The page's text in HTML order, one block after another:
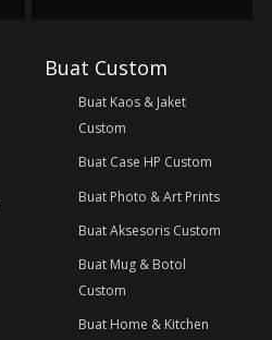
Buat Custom
Buat Kaos & Jaket
Custom
Buat Case HP Custom
Buat Photo & Art Prints
Buat Aksesoris Custom
Buat Mug & Botol
Custom
Buat Home & Kitchen